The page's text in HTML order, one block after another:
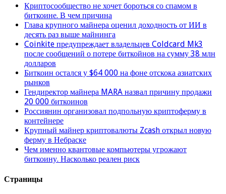
Криптосообщество не хочет бороться со спамом в
биткоине. В чем причина
Глава крупного майнера оценил доходность от ИИ в
десять раз выше майнинга
Coinkite предупреждает владельцев Coldcard Mk3
после сообщений о потере биткойнов на сумму 38 млн
долларов
Биткоин остался у $64 000 на фоне отскока азиатских
рынков
Гендиректор майнера MARA назвал причину продажи
20 000 биткоинов
Россиянин организовал подпольную криптоферму в
контейнере
Крупный майнер криптовалюты Zcash открыл новую
ферму в Небраске
Чем именно квантовые компьютеры угрожают
биткоину. Насколько реален риск
Страницы